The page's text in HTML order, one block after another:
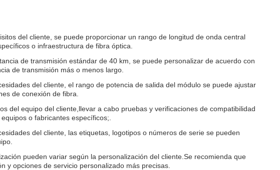
del cliente, se puede proporcionar un rango de longitud de onda central
o infraestructura de fibra óptica.
de transmisión estándar de 40 km, se puede personalizar de acuerdo con
de transmisión más o menos largo.
del cliente, el rango de potencia de salida del módulo se puede ajustar
de conexión de fibra.
del equipo del cliente,llevar a cabo pruebas y verificaciones de compatibilidad
o fabricantes específicos;.
del cliente, las etiquetas, logotipos o números de serie se pueden
pueden variar según la personalización del cliente.Se recomienda que
y opciones de servicio personalizado más precisas.